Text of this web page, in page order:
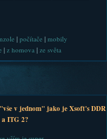
| počítače| mobily
| z homova| ze světa
v jednom" jako je Xsoft's DDR
a ITG 2?